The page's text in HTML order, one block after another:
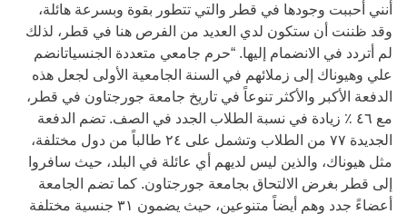
أنني أحببت وجودها في قطر والتي تتطور بقوة وبسرعة هائلة،
وقد ظننت أن ستكون لدي العديد من الفرص هنا في قطر، لذلك
لم أتردد في الانضمام إليها. “حرم جامعي متعددة الجنسياتانضم
علي وهيوناك إلى زملائهم في السنة الجامعية الأولى لجعل هذه
الدفعة الأكبر والأكثر تنوعاً في تاريخ جامعة جورجتاون في قطر،
مع ٤٦ ٪ زيادة في نسبة الطلاب الجدد في الصف. تضم الدفعة
الجديدة ٧٧ من الطلاب وتشمل على ٢٤ طالباً من دول مختلفة،
مثل هيوناك، والذين ليس لديهم أي عائلة في البلد، حيث سافروا
إلى قطر بغرض الالتحاق بجامعة جورجتاون. كما تضم الجامعة
أعضاءً جدد وهم أيضاً متنوعين، حيث يضمون ٣١ جنسية مختلفة